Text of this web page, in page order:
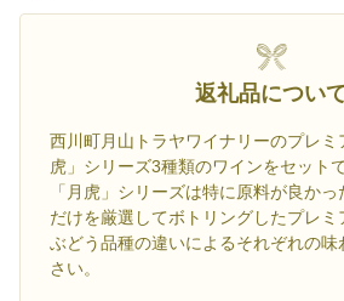
返礼品につい
西川町月山トラヤワイナリーのプレミ
虎」シリーズ3種類のワインをセット
「月虎」シリーズは特に原料が良か
だけを厳選してボトリングしたプレミ
ぶどう品種の違いによるそれぞれの
さい。